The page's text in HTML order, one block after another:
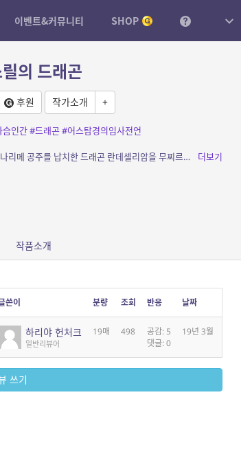
이벤트&커뮤니티 SHOP
의 드래곤
후원 작가소개 +
슴인간#드래곤#어스탐경의임사전언
소개: “제발 날 놓아 줘, 이 바보 드래곤아. 더스번 경이 올 거란 말이야!” 나리메 공주를 납치한 드래곤 란데셀리암을 무찌르기 위해 에소릴로 향하는 더스번 경. 한편, 공주에 이어 후...
더보기
작품소개
쓴이 분량 조회 반응 날짜
하리야 헌처크
일반리뷰어
19매 498
공감: 5
댓글: 0
19년 3월
쓰기